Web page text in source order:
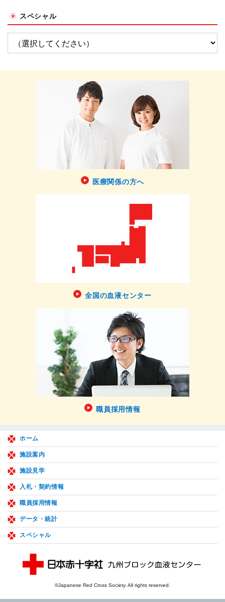
スペシャル
医療関係の方へ
全国の血液センター
職員採用情報
ホーム
施設案内
施設見学
入札・契約情報
職員採用情報
データ・統計
スペシャル
©Japanese Red Cross Society. All rights reserved.